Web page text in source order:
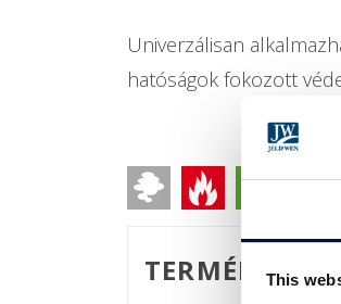
This
Univerzálisan
hatóságok fokozott